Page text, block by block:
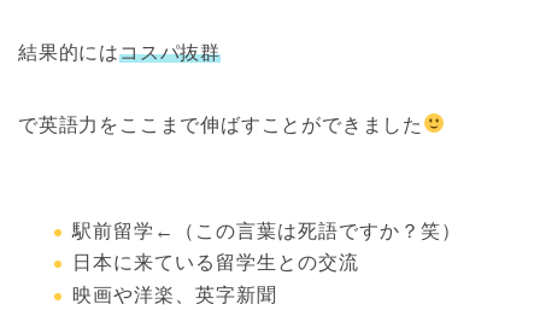
結果的にはコスパ抜群
で英語力をここまで伸ばすことができました
駅前留学←（この言葉は死語ですか？笑）
日本に来ている留学生との交流
映画や洋楽、英字新聞